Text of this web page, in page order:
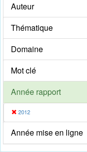
Auteur
Thématique
Domaine
Mot clé
Année rapport
2012
Année mise en ligne